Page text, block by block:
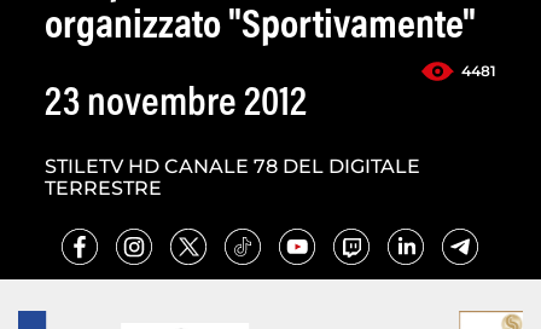
organizzato "Sportivamente"
4481
23 novembre 2012
STILETV HD CANALE 78 DEL DIGITALE
TERRESTRE